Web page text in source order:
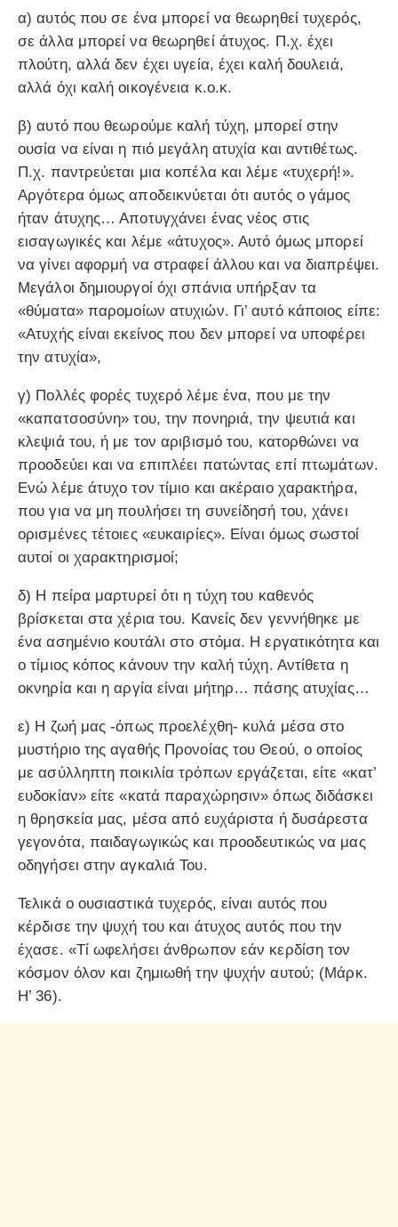
α) αυτός που σε ένα μπορεί να θεωρηθεί τυχερός,
σε άλλα μπορεί να θεωρηθεί άτυχος. Π.χ. έχει
πλούτη, αλλά δεν έχει υγεία, έχει καλή δουλειά,
αλλά όχι καλή οικογένεια κ.ο.κ.
β) αυτό που θεωρούμε καλή τύχη, μπορεί στην
ουσία να είναι η πιό μεγάλη ατυχία και αντιθέτως.
Π.χ. παντρεύεται μια κοπέλα και λέμε «τυχερή!».
Αργότερα όμως αποδεικνύεται ότι αυτός ο γάμος
ήταν άτυχης… Αποτυγχάνει ένας νέος στις
εισαγωγικές και λέμε «άτυχος». Αυτό όμως μπορεί
να γίνει αφορμή να στραφεί άλλου και να διαπρέψει.
Μεγάλοι δημιουργοί όχι σπάνια υπήρξαν τα
«θύματα» παρομοίων ατυχιών. Γι’ αυτό κάποιος είπε:
«Ατυχής είναι εκείνος που δεν μπορεί να υποφέρει
την ατυχία»,
γ) Πολλές φορές τυχερό λέμε ένα, που με την
«καπατσοσύνη» του, την πονηριά, την ψευτιά και
κλεψιά του, ή με τον αριβισμό του, κατορθώνει να
προοδεύει και να επιπλέει πατώντας επί πτωμάτων.
Ενώ λέμε άτυχο τον τίμιο και ακέραιο χαρακτήρα,
που για να μη πουλήσει τη συνείδησή του, χάνει
ορισμένες τέτοιες «ευκαιρίες». Είναι όμως σωστοί
αυτοί οι χαρακτηρισμοί;
δ) Η πείρα μαρτυρεί ότι η τύχη του καθενός
βρίσκεται στα χέρια του. Κανείς δεν γεννήθηκε με
ένα ασημένιο κουτάλι στο στόμα. Η εργατικότητα και
ο τίμιος κόπος κάνουν την καλή τύχη. Αντίθετα η
οκνηρία και η αργία είναι μήτηρ… πάσης ατυχίας…
ε) Η ζωή μας -όπως προελέχθη- κυλά μέσα στο
μυστήριο της αγαθής Προνοίας του Θεού, ο οποίος
με ασύλληπτη ποικιλία τρόπων εργάζεται, είτε «κατ’
ευδοκίαν» είτε «κατά παραχώρησιν» όπως διδάσκει
η θρησκεία μας, μέσα από ευχάριστα ή δυσάρεστα
γεγονότα, παιδαγωγικώς και προοδευτικώς να μας
οδηγήσει στην αγκαλιά Του.
Τελικά ο ουσιαστικά τυχερός, είναι αυτός που
κέρδισε την ψυχή του και άτυχος αυτός που την
έχασε. «Τί ωφελήσει άνθρωπον εάν κερδίση τον
κόσμον όλον και ζημιωθή την ψυχήν αυτού; (Μάρκ.
Η’ 36).